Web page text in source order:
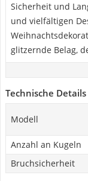
Sicherheit und
und vielfältigen
glitzernde Belag,
Technische Details
Modell
Anzahl an Kugeln
Bruchsicherheit